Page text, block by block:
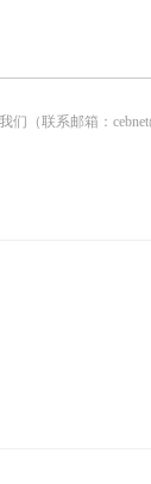
（联系邮箱：